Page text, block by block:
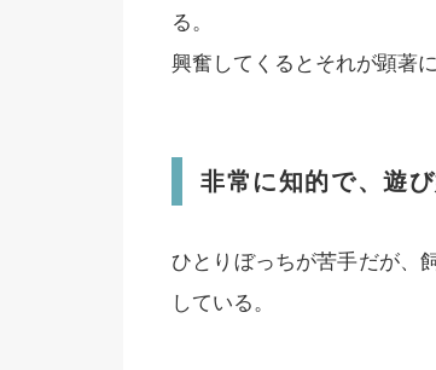
る。
興奮してくるとそれが顕著に
非常に知的で、遊
ひとりぼっちが苦手だが、
している。